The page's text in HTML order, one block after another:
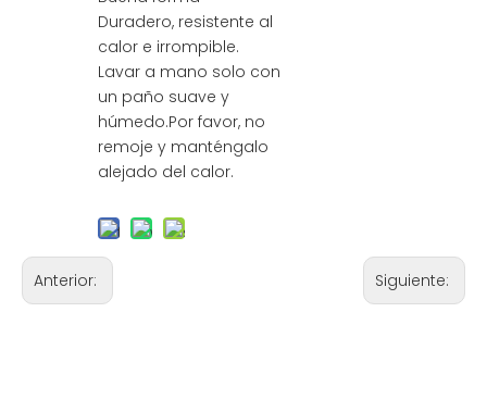
Duradero, resistente al
calor e irrompible.
Lavar a mano solo con
un paño suave y
húmedo.Por favor, no
remoje y manténgalo
alejado del calor.
Anterior: Siguiente: